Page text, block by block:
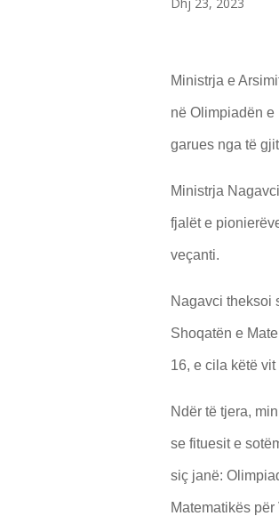
Ministrja e
në Olimpiadën e
garues nga të
Ministrja
fjalët e
veçanti.
Nagavci theksoi
Shoqatën e
16, e cila këtë
Ndër të tjera,
se fituesit e
siç janë:
Matematikës